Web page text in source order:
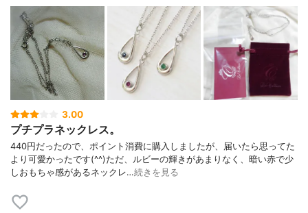
3.00
プチプラネックレス。
440円だったので、ポイント消費に購入しましたが、届いたら思ってた
より可愛かったです(^^)ただ、ルビーの輝きがあまりなく、暗い赤で少
しおもちゃ感があるネックレ…続きを見る